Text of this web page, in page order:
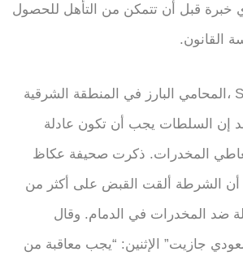
خبرة قبل أن تتمكن من التأهل للحصول
القانون.
قال Sami Al Nuaimi ،المحامي البارز في المنطقة الشرقية
إن السلطات يجب أن تكون عادلة
المخدرات. ذكرت صحيفة عكاظ
أن الشرطة ألقت القبض على أكثر من
ضد المخدرات في الدمام. وقال
جازيت” الإثنين: “يجب معاقبة من